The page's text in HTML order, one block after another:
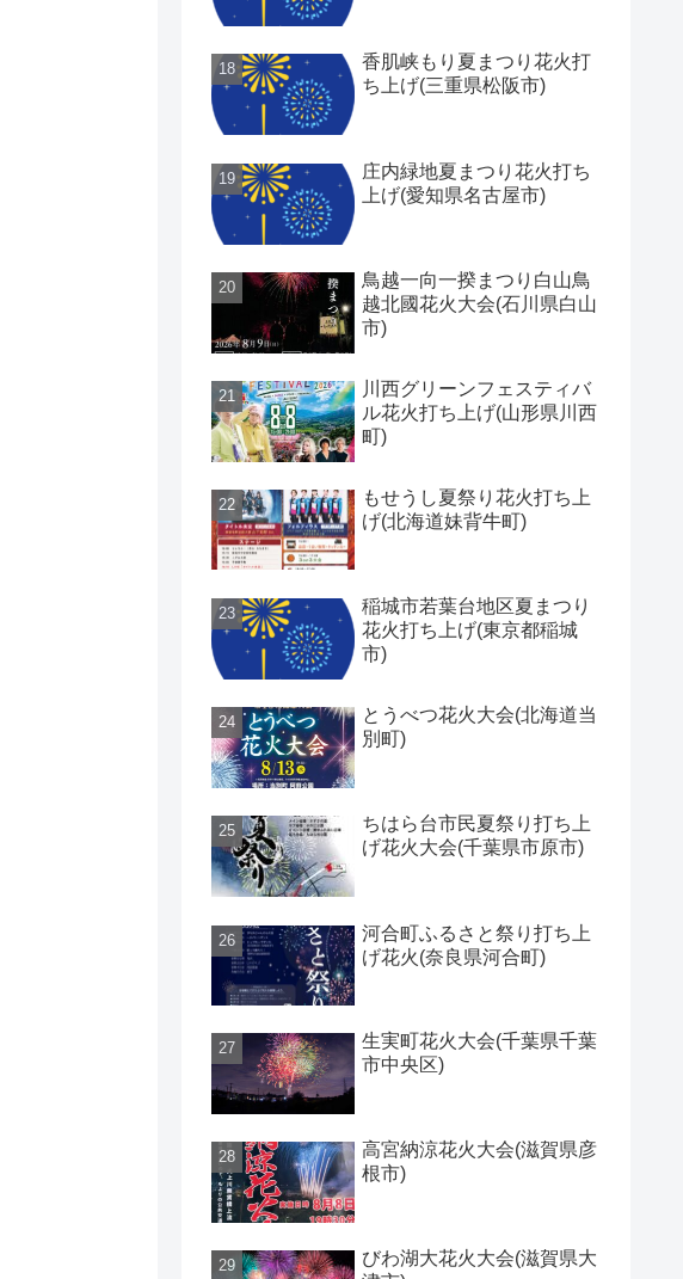
香肌峡もり夏まつり花火打
ち上げ(三重県松阪市)
庄内緑地夏まつり花火打ち
上げ(愛知県名古屋市)
鳥越一向一揆まつり白山鳥
越北國花火大会(石川県白山
市)
川西グリーンフェスティバ
ル花火打ち上げ(山形県川西
町)
もせうし夏祭り花火打ち上
げ(北海道妹背牛町)
稲城市若葉台地区夏まつり
花火打ち上げ(東京都稲城
市)
とうべつ花火大会(北海道当
別町)
ちはら台市民夏祭り打ち上
げ花火大会(千葉県市原市)
河合町ふるさと祭り打ち上
げ花火(奈良県河合町)
生実町花火大会(千葉県千葉
市中央区)
高宮納涼花火大会(滋賀県彦
根市)
びわ湖大花火大会(滋賀県大